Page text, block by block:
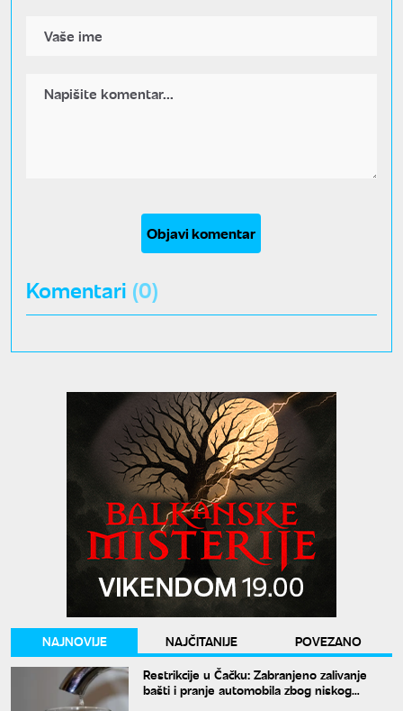
Objavi komentar
Komentari (0)
NAJNOVIJE NAJČITANIJE
POVEZANO
Restrikcije u Čačku: Zabranjeno zalivanje
bašti i pranje automobila zbog niskog